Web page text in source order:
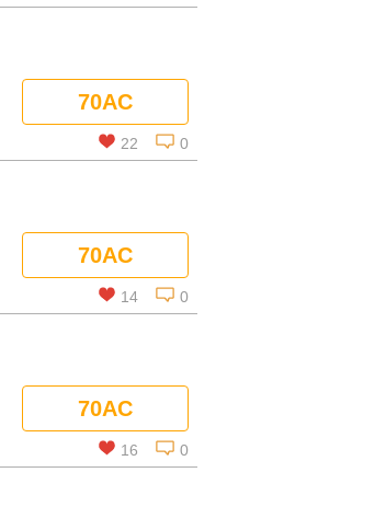
コメントを見る
70AC
22 0
コメントを見る
70AC
14 0
コメントを見る
70AC
16 0